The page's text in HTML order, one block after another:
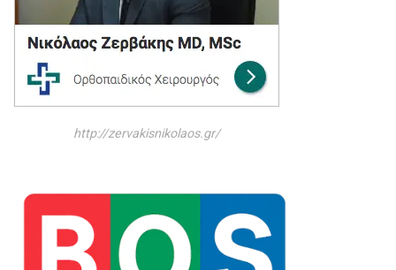
http://zervakisnikolaos.gr/